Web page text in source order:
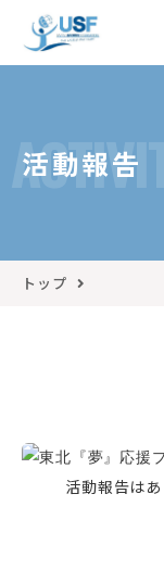
ACTIVITY
活動報告
トップ